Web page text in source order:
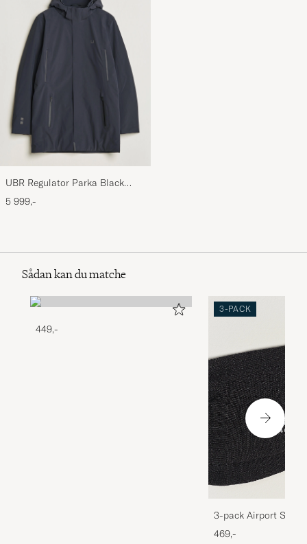
UBR Regulator Parka Black
Storm
5 999,-
Sådan kan du matche
449,-
3-PACK
3-pack Airport
Melange
469,-